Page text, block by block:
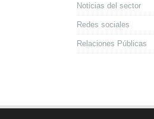
Noticias del sector
Redes sociales
Relaciones Públicas